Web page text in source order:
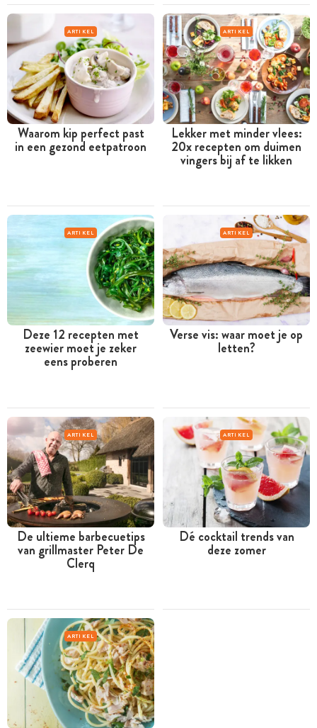
ARTIKEL
Waarom kip perfect past
in een gezond eetpatroon
ARTIKEL
Lekker met minder vlees:
20x recepten om duimen
vingers bij af te likken
ARTIKEL
Deze 12 recepten met
zeewier moet je zeker
eens proberen
ARTIKEL
Verse vis: waar moet je op
letten?
ARTIKEL
De ultieme barbecuetips
van grillmaster Peter De
Clerq
ARTIKEL
Dé cocktail trends van
deze zomer
ARTIKEL